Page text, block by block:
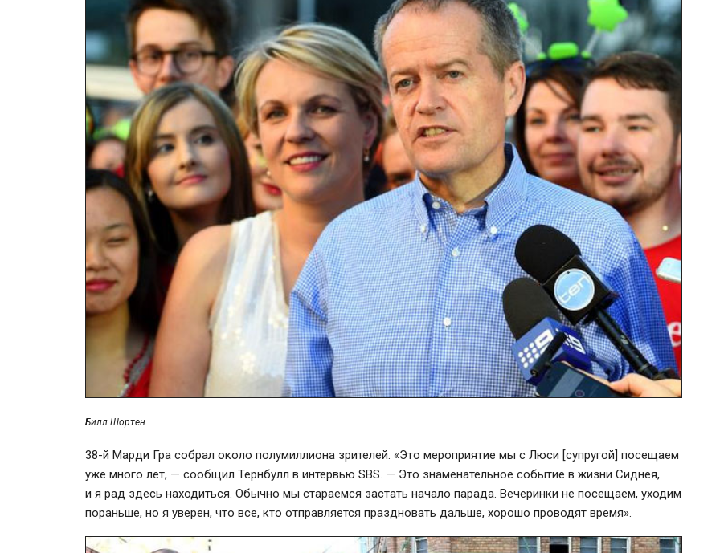
Билл Шортен
38-й Марди Гра собрал около полумиллиона зрителей. «Это мероприятие мы с Люси [супругой] посещаем
уже много лет, — сообщил Тернбулл в интервью SBS. — Это знаменательное событие в жизни Сиднея,
и я рад здесь находиться. Обычно мы стараемся застать начало парада. Вечеринки не посещаем, уходим
пораньше, но я уверен, что все, кто отправляется праздновать дальше, хорошо проводят время».